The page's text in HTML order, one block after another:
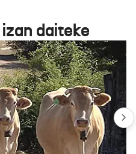
daiteke